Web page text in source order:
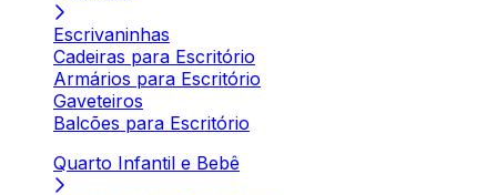
Escrivaninhas
Cadeiras para Escritório
Armários para Escritório
Gaveteiros
Balcões para Escritório
Quarto Infantil e Bebê